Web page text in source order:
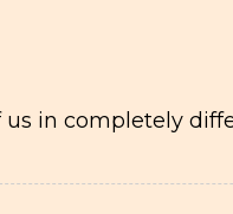
in completely